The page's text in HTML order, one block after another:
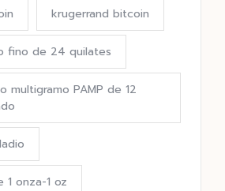
krugerrand bitcoin
fino de 24 quilates
multigramo PAMP de 12
onza-1 oz